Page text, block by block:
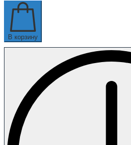
В корзину